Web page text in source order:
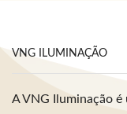
VNG ILUMINAÇÃO
A VNG Iluminação é